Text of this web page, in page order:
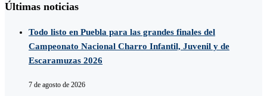
Últimas noticias
Todo listo en Puebla para las grandes finales del
Campeonato Nacional Charro Infantil, Juvenil y de
Escaramuzas 2026
7 de agosto de 2026